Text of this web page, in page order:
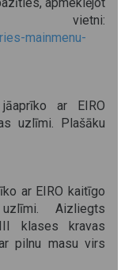
apmeklējot
mainmenu-
ar EIRO
uzlīmi. Plašāku
ar EIRO kaitīgo
Aizliegts
klases kravas
pilnu masu virs